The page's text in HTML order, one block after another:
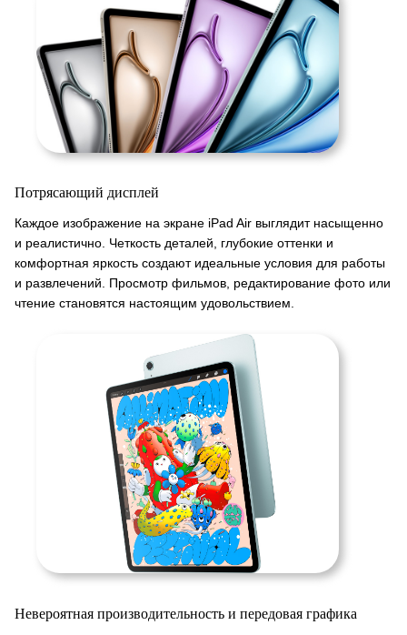
Потрясающий дисплей
Каждое изображение на экране iPad Air выглядит насыщенно
и реалистично. Четкость деталей, глубокие оттенки и
комфортная яркость создают идеальные условия для работы
и развлечений. Просмотр фильмов, редактирование фото или
чтение становятся настоящим удовольствием.
Невероятная производительность и передовая графика